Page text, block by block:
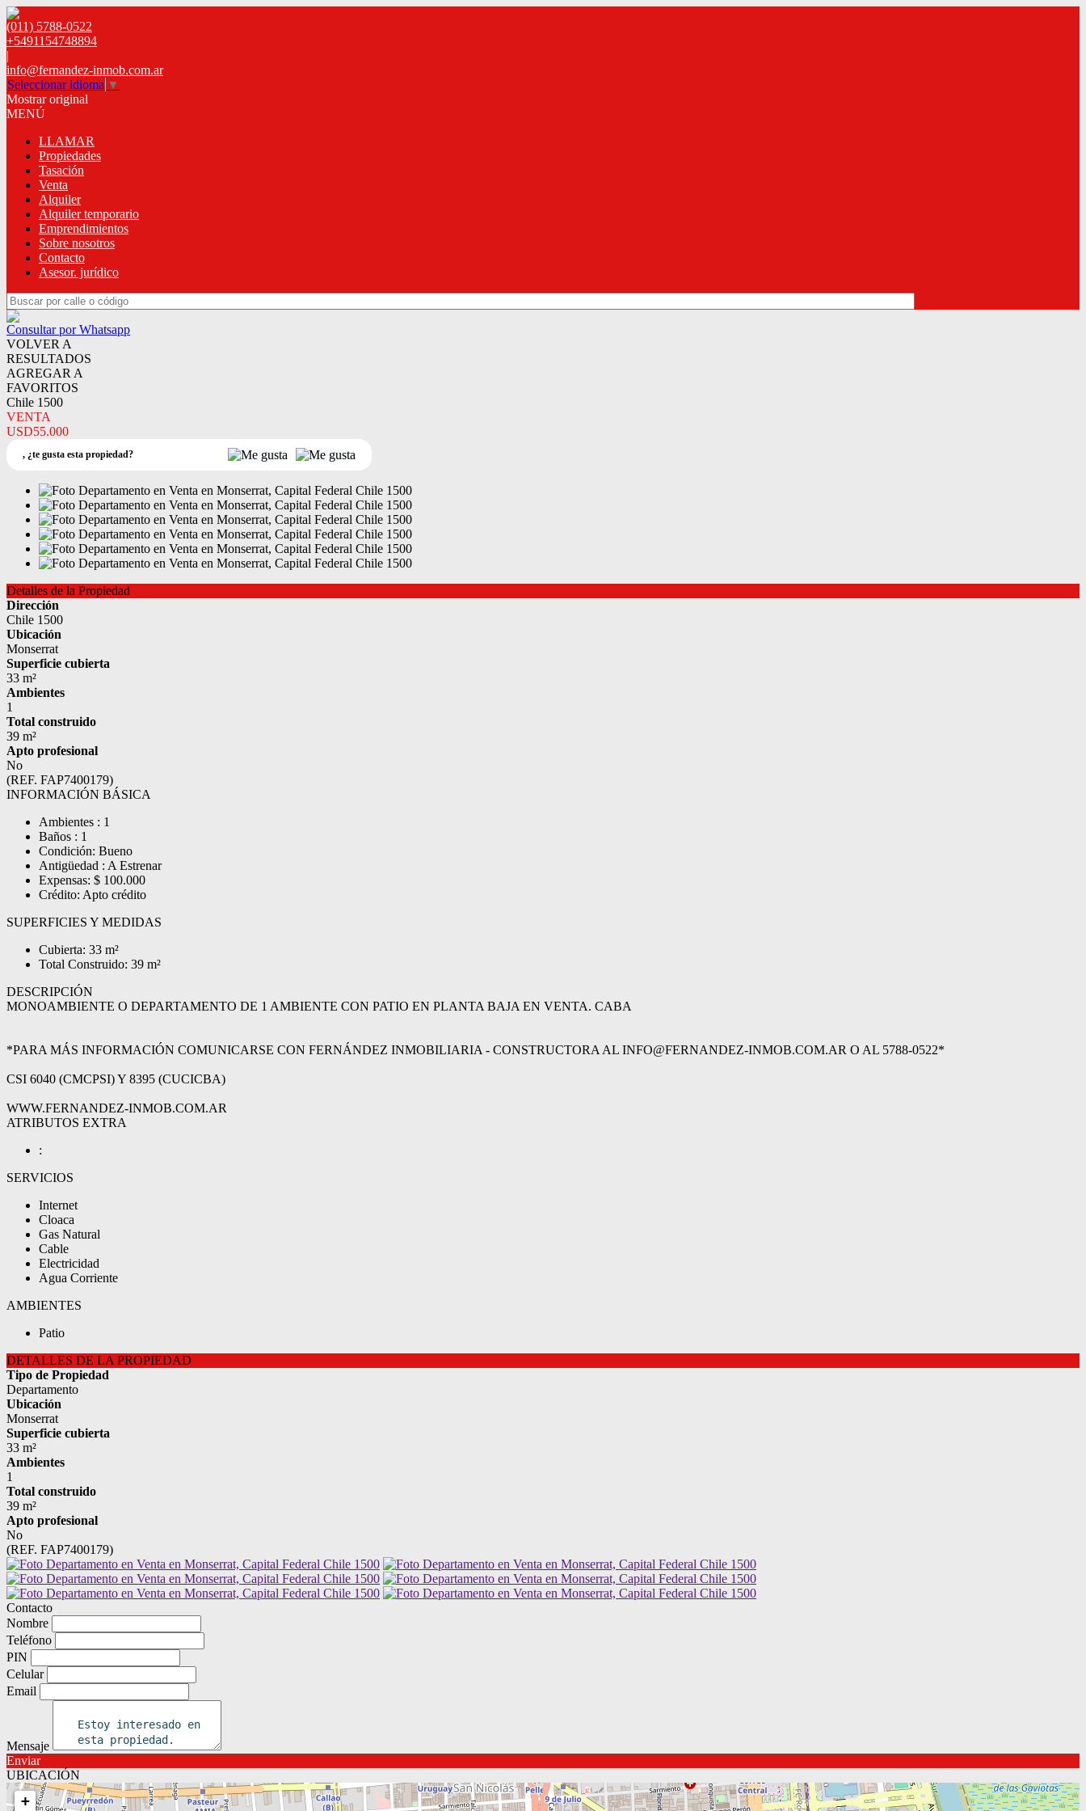
(011) 5788-0522
+5491154748894
|
info@fernandez-inmob.com.ar
Seleccionar idioma ▼
Mostrar original
MENÚ
LLAMAR
Propiedades
Tasación
Venta
Alquiler
Alquiler temporario
Emprendimientos
Sobre nosotros
Contacto
Asesor. jurídico
Consultar por Whatsapp
VOLVER A
RESULTADOS
AGREGAR A
FAVORITOS
Chile 1500
VENTA
USD55.000
, ¿te gusta esta propiedad?
Detalles de la Propiedad
Dirección
Chile 1500
Ubicación
Monserrat
Superficie cubierta
33 m²
Ambientes
1
Total construido
39 m²
Apto profesional
No
(REF. FAP7400179)
INFORMACIÓN BÁSICA
Ambientes : 1
Baños : 1
Condición: Bueno
Antigüedad : A Estrenar
Expensas: $ 100.000
Crédito: Apto crédito
SUPERFICIES Y MEDIDAS
Cubierta: 33 m²
Total Construido: 39 m²
DESCRIPCIÓN
MONOAMBIENTE O DEPARTAMENTO DE 1 AMBIENTE CON PATIO EN PLANTA BAJA EN VENTA. CABA
*PARA MÁS INFORMACIÓN COMUNICARSE CON FERNÁNDEZ INMOBILIARIA - CONSTRUCTORA AL INFO@FERNANDEZ-INMOB.COM.AR O AL 5788-0522*
CSI 6040 (CMCPSI) Y 8395 (CUCICBA)
WWW.FERNANDEZ-INMOB.COM.AR
ATRIBUTOS EXTRA
:
SERVICIOS
Internet
Cloaca
Gas Natural
Cable
Electricidad
Agua Corriente
AMBIENTES
Patio
DETALLES DE LA PROPIEDAD
Tipo de Propiedad
Departamento
Ubicación
Monserrat
Superficie cubierta
33 m²
Ambientes
1
Total construido
39 m²
Apto profesional
No
(REF. FAP7400179)
Contacto
Nombre
Teléfono
PIN
Celular
Email
Mensaje
Enviar
UBICACIÓN
+